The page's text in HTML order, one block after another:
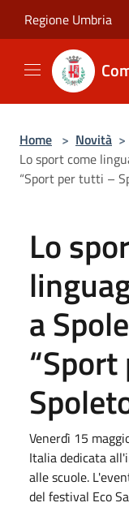
Regione Umbria
Home > Novità >
Lo sport come
“Sport per tutti –
Lo
a
Venerdì 15
Italia dedicata
alle scuole.
del festival Eco